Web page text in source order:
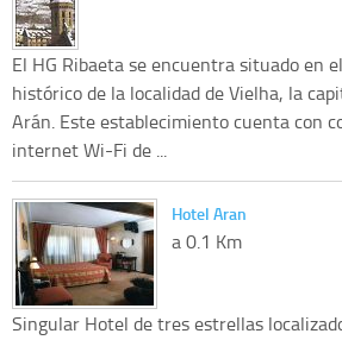
El HG Ribaeta se encuentra situado en
histórico de la localidad de Vielha, la
Arán. Este establecimiento cuenta con
internet Wi-Fi de ...
Hotel Aran
a 0.1 Km
Singular Hotel de tres estrellas